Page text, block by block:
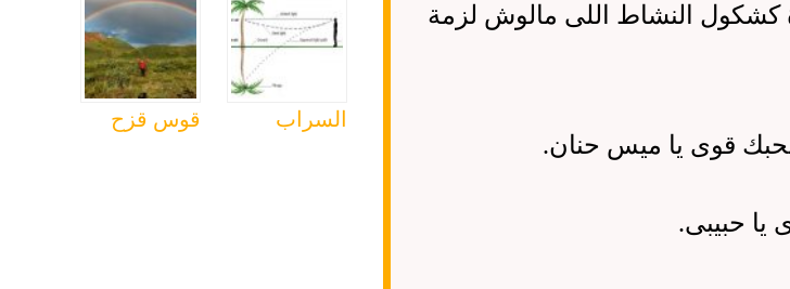
كشكول النشاط اللى مالوش لزمة
قوى يا ميس حنان.
يا حبيبى.
قوس قزح السراب